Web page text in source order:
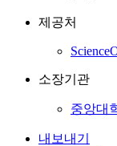
제공처
소장기관
중앙대
내보내기